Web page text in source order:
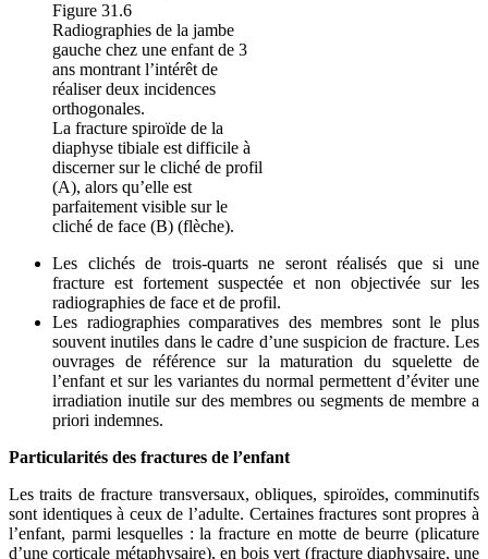
Figure 31.6
Radiographies de la jambe
gauche chez une enfant de 3
ans montrant l’intérêt de
réaliser deux incidences
orthogonales.
La fracture spiroïde de la
diaphyse tibiale est difficile à
discerner sur le cliché de profil
(A), alors qu’elle est
parfaitement visible sur le
cliché de face (B) (flèche).
Les clichés de trois-quarts ne seront réalisés que si une
fracture est fortement suspectée et non objectivée sur les
radiographies de face et de profil.
Les radiographies comparatives des membres sont le plus
souvent inutiles dans le cadre d’une suspicion de fracture. Les
ouvrages de référence sur la maturation du squelette de
l’enfant et sur les variantes du normal permettent d’éviter une
irradiation inutile sur des membres ou segments de membre a
priori indemnes.
Particularités des fractures de l’enfant
Les traits de fracture transversaux, obliques, spiroïdes, comminutifs
sont identiques à ceux de l’adulte. Certaines fractures sont propres à
l’enfant, parmi lesquelles : la fracture en motte de beurre (plicature
d’une corticale métaphysaire), en bois vert (fracture diaphysaire, une